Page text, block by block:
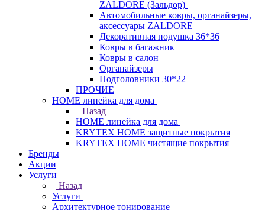
ZALDORE (Зальдор)
Автомобильные ковры, органайзеры,
аксессуары ZALDORE
Декоративная подушка 36*36
Ковры в багажник
Ковры в салон
Органайзеры
Подголовники 30*22
ПРОЧИЕ
HOME линейка для дома
Назад
HOME линейка для дома
KRYTEX HOME защитные покрытия
KRYTEX HOME чистящие покрытия
Бренды
Акции
Услуги
Назад
Услуги
Архитектурное тонирование